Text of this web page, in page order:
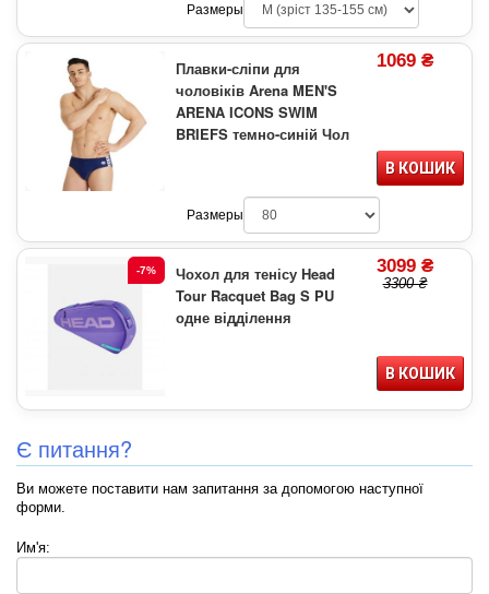
Размеры
Плавки-сліпи для
чоловіків Arena MEN'S
ARENA ICONS SWIM
BRIEFS темно-синій Чол
1069 ₴
В КОШИК
Размеры
-7%
Чохол для тенісу Head
Tour Racquet Bag S PU
одне відділення
3099 ₴
3300 ₴
В КОШИК
Є питання?
Ви можете поставити нам запитання за допомогою наступної
форми.
Им'я: